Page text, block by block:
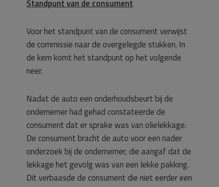
Standpunt van de consument
Voor het standpunt van de consument verwijst
de commissie naar de overgelegde stukken. In
de kern komt het standpunt op het volgende
neer.
Nadat de auto een onderhoudsbeurt bij de
ondernemer had gehad constateerde de
consument dat er sprake was van olielekkage.
De consument bracht de auto voor een nader
onderzoek bij de ondernemer, die aangaf dat de
lekkage het gevolg was van een lekke pakking.
Dit verbaasde de consument die niet eerder een